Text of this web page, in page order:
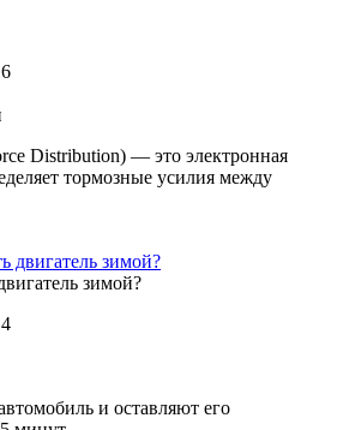
Distribution) — это электронная
тормозные усилия между
зимой?
и оставляют его